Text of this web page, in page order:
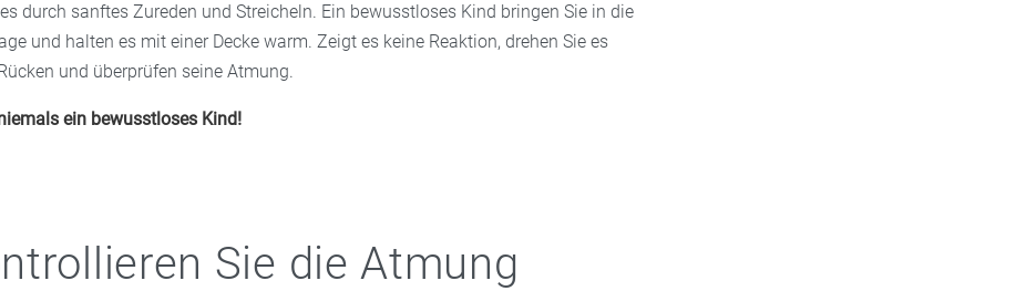
durch sanftes Zureden und Streicheln. Ein bewusstloses Kind bringen Sie in die
und halten es mit einer Decke warm. Zeigt es keine Reaktion, drehen Sie es
und überprüfen seine Atmung.
ein bewusstloses Kind!
Sie die Atmung